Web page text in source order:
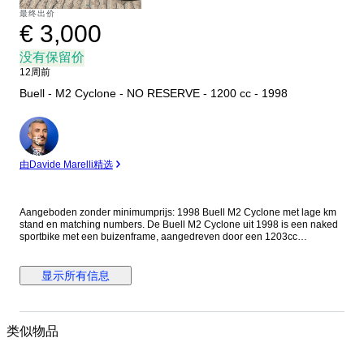
最终出价
€ 3,000
没有保留价
12周前
Buell - M2 Cyclone - NO RESERVE - 1200 cc - 1998
专
家
由Davide Marelli精选
Aangeboden zonder minimumprijs: 1998 Buell M2 Cyclone met lage km
stand en matching numbers. De Buell M2 Cyclone uit 1998 is een naked
sportbike met een buizenframe, aangedreven door een 1203cc
toercapaciteiten. De motorfiets rijdt, remt en schakelt, maar heeft een
aantal jaren stil gestaan. Zal dus verder even nagekeken moeten worden
komen bekijken en proef te rijden alvorens u een bod plaatst. Origineel
Voor kopers uit het buitenland kunnen Europees geaccepteerde export
显示所有信息
类似物品